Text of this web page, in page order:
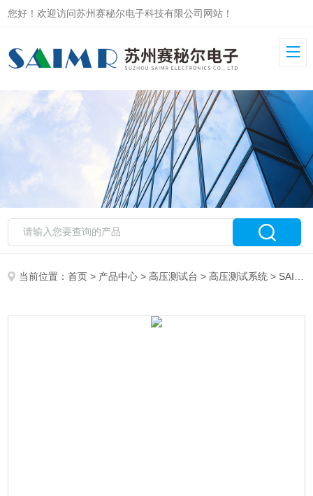
您好！欢迎访问苏州赛秘尔电子科技有限公司网站！
当前位置：首页 > 产品中心 >高压测试台 >高压测试系统 > SAIMR7000高低压测试台 能源电气检测